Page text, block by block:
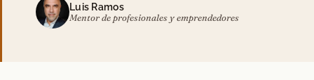
Luis Ramos
Mentor de profesionales y emprendedores